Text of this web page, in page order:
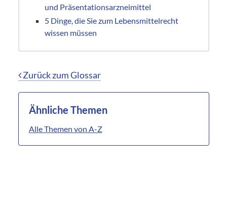
und Präsentationsarzneimittel
5 Dinge, die Sie zum Lebensmittelrecht
wissen müssen
Zurück zum Glossar
Ähnliche Themen
Alle Themen von A-Z